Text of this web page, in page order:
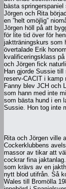
bästa
Jörgen och Rita
en ”helt omöjlig”
Jörgen höll på att
för lite tid över för
jaktträningskurs som
övertalade Erik
kvalificeringsklass
och Jörgen fick
Han gjorde Sussie
reserv-CACIT i
Fanny blev JCH och
som hann med inte
som bästa hund i en
Sussie. Hon tog inte
Rita och Jörgen ville
Cockerklubbens
massor av tikar att
cockrar fina
som krävs av en
nytt blod utifrån. Så
Wales till Bromölla